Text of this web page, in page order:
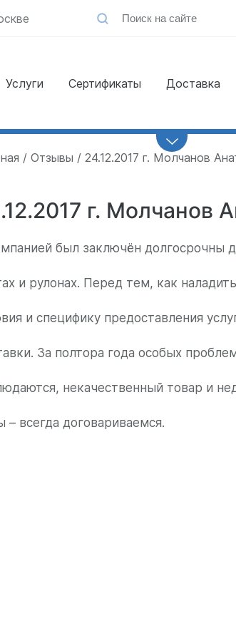
Услуги Сертификаты Доставка
Отзывы 24.12.2017 г. Молчанов
г. Молчанов
был заключён долгосрочны
и рулонах. Перед тем, как
и специфику предоставления
За полтора года особых
некачественный товар и
– всегда договариваемся.